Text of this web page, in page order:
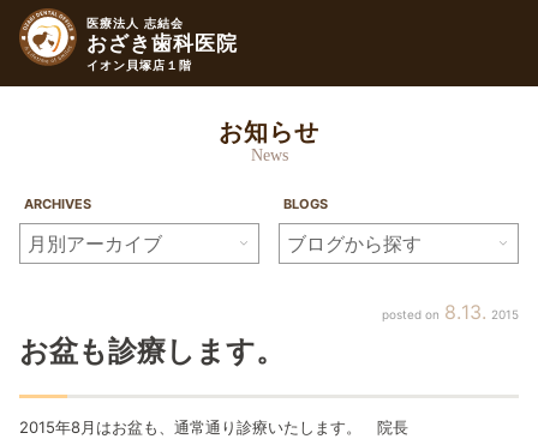
医療法人 志結会
おざき歯科医院
イオン貝塚店１階
お知らせ
News
ARCHIVES BLOGS
8 13 2015
お盆も診療します。
2015年8月はお盆も、通常通り診療いたします。 院長